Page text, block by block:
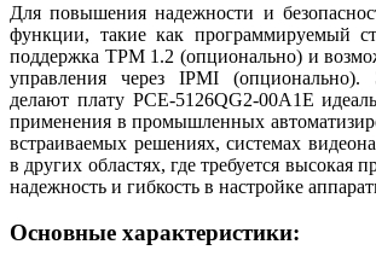
Для повышения надежности и
функции, такие как программируемый
поддержка TPM 1.2 (опционально) и
управления через IPMI (опционально).
делают плату PCE-5126QG2-00A1E
применения в промышленных
встраиваемых решениях, системах
в других областях, где требуется высокая
надежность и гибкость в настройке
Основные характеристики: